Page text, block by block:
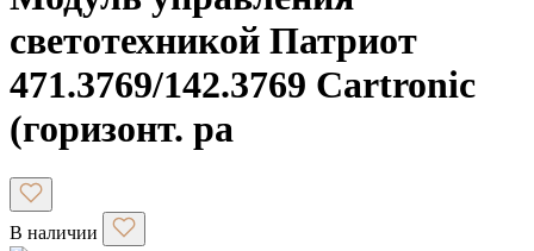
светотехникой Патриот
471.3769/142.3769 Cartronic
(горизонт. ра
В наличии